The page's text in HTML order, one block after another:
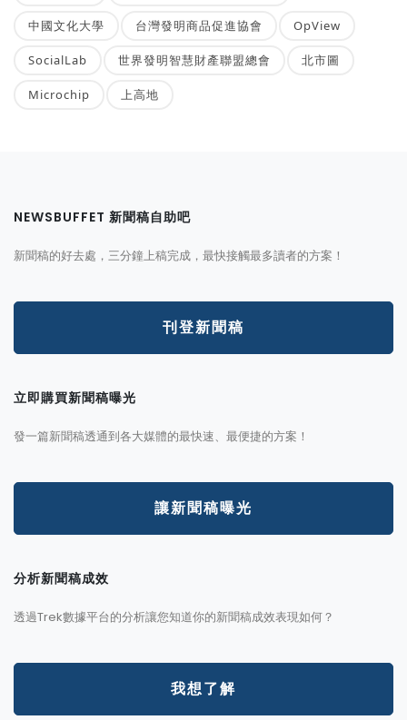
中國文化大學 台灣發明商品促進協會 OpView
SocialLab 世界發明智慧財產聯盟總會 北市圖
Microchip 上高地
NEWSBUFFET 新聞稿自助吧
新聞稿的好去處，三分鐘上稿完成，最快接觸最多讀者的方案！
刊登新聞稿
立即購買新聞稿曝光
發一篇新聞稿透通到各大媒體的最快速、最便捷的方案！
讓新聞稿曝光
分析新聞稿成效
透過Trek數據平台的分析讓您知道你的新聞稿成效表現如何？
我想了解